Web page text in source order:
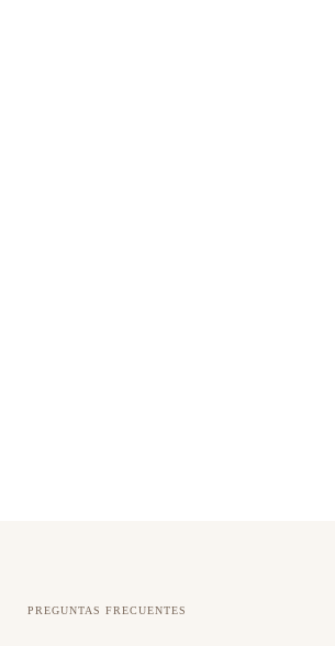
PREGUNTAS FRECUENTES